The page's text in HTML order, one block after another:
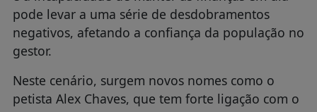
pode levar a uma série de desdobramentos
negativos, afetando a confiança da população no
gestor.
Neste cenário, surgem novos nomes como o
petista Alex Chaves, que tem forte ligação com o